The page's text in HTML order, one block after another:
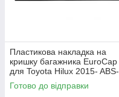
Пластикова накладка на
кришку багажника EuroCap
для Toyota Hilux 2015- ABS-
пластик
Готово до відправки